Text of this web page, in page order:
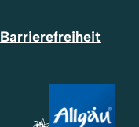
Barrierefreiheit